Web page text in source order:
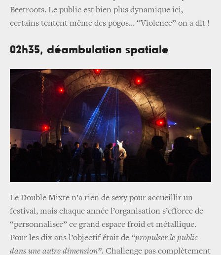
Beetroots. Le public est bien plus dynamique ici,
certains tentent même des pogos… “Violence” on a dit !
02h35, déambulation spatiale
Le Double Mixte n’a rien de sexy pour accueillir un
festival, mais chaque année l’organisation s’efforce de
“personnaliser” ce grand espace froid et métallique.
Pour les dix ans l’objectif était de “propulser le public
dans une autre dimension”. Challenge pas complètement